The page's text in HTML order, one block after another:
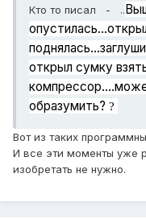
Кто то писал - ..
открыл сумку
образумить? ?
Вот из таких
И все эти моменты уже
изобретать не нужно.